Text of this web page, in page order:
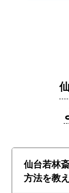
仙台若林
方法を教